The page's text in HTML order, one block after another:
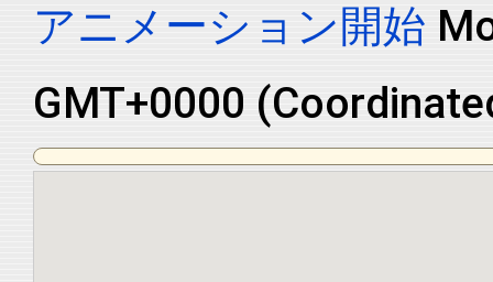
アニメーション開始
GMT+0000